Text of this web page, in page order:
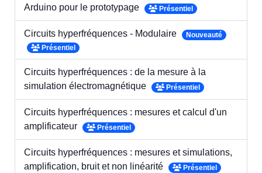
Arduino pour le prototypage Présentiel
Circuits hyperfréquences - Modulaire
Nouveauté
Présentiel
Circuits hyperfréquences : de la mesure à la
simulation électromagnétique
Présentiel
Circuits hyperfréquences : mesures et calcul d'un
amplificateur
Présentiel
Circuits hyperfréquences : mesures et simulations,
amplification, bruit et non linéarité
Présentiel